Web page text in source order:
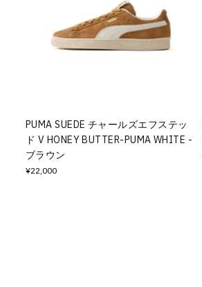
PUMA SUEDE チャールズエフステッ
ド V HONEY BUTTER-PUMA WHITE -
ブラウン
¥22,000